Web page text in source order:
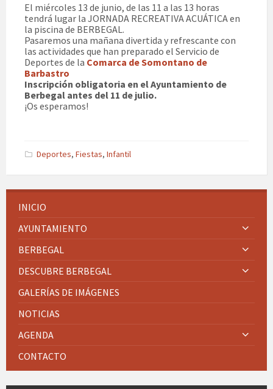
El miércoles 13 de junio, de las 11 a las 13 horas
tendrá lugar la JORNADA RECREATIVA ACUÁTICA en
la piscina de BERBEGAL.
Pasaremos una mañana divertida y refrescante con
las actividades que han preparado el Servicio de
Deportes de la Comarca de Somontano de
Barbastro
Inscripción obligatoria en el Ayuntamiento de
Berbegal antes del 11 de julio.
¡Os esperamos!
Deportes, Fiestas, Infantil
INICIO
AYUNTAMIENTO
BERBEGAL
DESCUBRE BERBEGAL
GALERÍAS DE IMÁGENES
NOTICIAS
AGENDA
CONTACTO